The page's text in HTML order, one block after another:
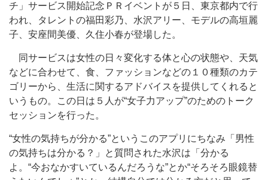
チ」サービス開始記念ＰＲイベントが５日、東京都内で行
われ、タレントの福田彩乃、水沢アリー、モデルの高垣麗
子、安座間美優、久住小春が登場した。
同サービスは女性の日々変化する体と心の状態や、天気
などに合わせて、食、ファッションなどの１０種類のカテ
ゴリーから、生活に関するアドバイスを提供してくれると
いうもの。この日は５人が“女子力アップ”のためのトーク
セッションを行った。
“女性の気持ちが分かる”というこのアプリにちなみ「男性
の気持ちは分かる？」と質問された水沢は「分かる
よ。“今おなかすいているんだろうな”とか“そろそろ眼鏡替